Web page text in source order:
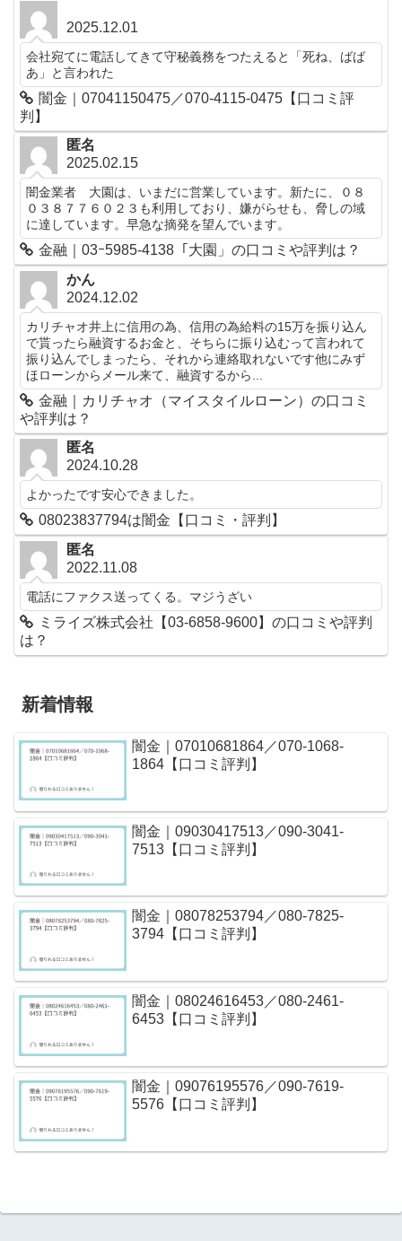
2025.12.01
会社宛てに電話してきて守秘義務をつたえると「死ね、ばば
あ」と言われた
闇金｜07041150475／070-4115-0475【口コミ評
判】
匿名
2025.02.15
闇金業者 大園は、いまだに営業しています。新たに、０８
０３８７７６０２３も利用しており、嫌がらせも、脅しの域
に達しています。早急な摘発を望んでいます。
金融｜03ｰ5985-4138「大園」の口コミや評判は？
かん
2024.12.02
カリチャオ井上に信用の為、信用の為給料の15万を振り込ん
で貰ったら融資するお金と、そちらに振り込むって言われて
振り込んでしまったら、それから連絡取れないです他にみず
ほローンからメール来て、融資するから...
金融｜カリチャオ（マイスタイルローン）の口コミ
や評判は？
匿名
2024.10.28
よかったです安心できました。
08023837794は闇金【口コミ・評判】
匿名
2022.11.08
電話にファクス送ってくる。マジうざい
ミライズ株式会社【03-6858-9600】の口コミや評判
は？
新着情報
闇金｜07010681864／070-1068-
1864【口コミ評判】
闇金｜09030417513／090-3041-
7513【口コミ評判】
闇金｜08078253794／080-7825-
3794【口コミ評判】
闇金｜08024616453／080-2461-
6453【口コミ評判】
闇金｜09076195576／090-7619-
5576【口コミ評判】